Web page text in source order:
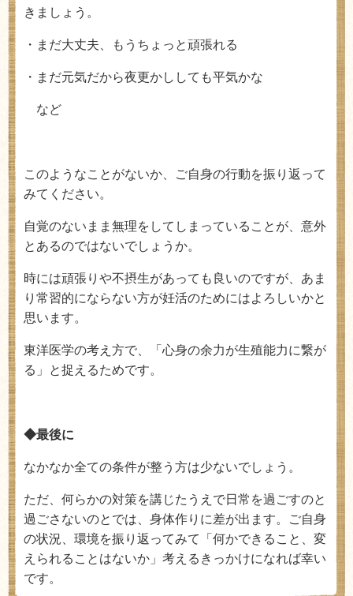
きましょう。
・まだ大丈夫、もうちょっと頑張れる
・まだ元気だから夜更かししても平気かな
など
このようなことがないか、ご自身の行動を振り返って
みてください。
自覚のないまま無理をしてしまっていることが、意外
とあるのではないでしょうか。
時には頑張りや不摂生があっても良いのですが、あま
り常習的にならない方が妊活のためにはよろしいかと
思います。
東洋医学の考え方で、「心身の余力が生殖能力に繋が
る」と捉えるためです。
◆最後に
なかなか全ての条件が整う方は少ないでしょう。
ただ、何らかの対策を講じたうえで日常を過ごすのと
過ごさないのとでは、身体作りに差が出ます。ご自身
の状況、環境を振り返ってみて「何かできること、変
えられることはないか」考えるきっかけになれば幸い
です。